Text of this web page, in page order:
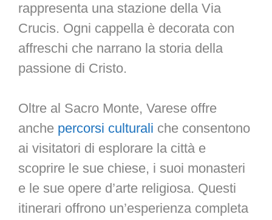
rappresenta una stazione della Via
Crucis. Ogni cappella è decorata con
affreschi che narrano la storia della
passione di Cristo.
Oltre al Sacro Monte, Varese offre
anche percorsi culturali che consentono
ai visitatori di esplorare la città e
scoprire le sue chiese, i suoi monasteri
e le sue opere d’arte religiosa. Questi
itinerari offrono un’esperienza completa